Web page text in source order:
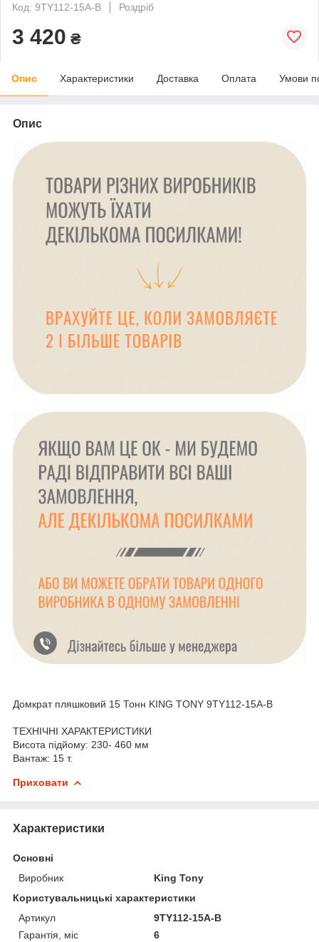
Код: 9TY112-15A-B
Роздріб
3 420 ₴
Опис Характеристики Доставка Оплата Умови
Опис
Домкрат пляшковий 15 Тонн KING TONY 9TY112-15A-B
ТЕХНІЧНІ ХАРАКТЕРИСТИКИ
Висота підйому: 230- 460 мм
Вантаж: 15 т.
Приховати
Характеристики
Основні
Виробник
King Tony
Користувальницькі характеристики
Артикул
9TY112-15A-B
Гарантія, міс
6